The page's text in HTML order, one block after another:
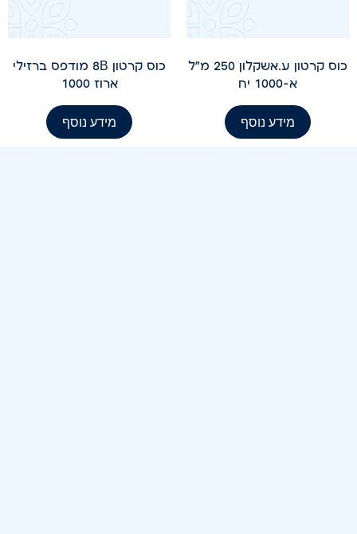
כוס קרטון ע.אשקלון 250 מ"ל
א-1000 יח
מידע נוסף
כוס קרטון 8B מודפס ברזילי
ארוז 1000
מידע נוסף